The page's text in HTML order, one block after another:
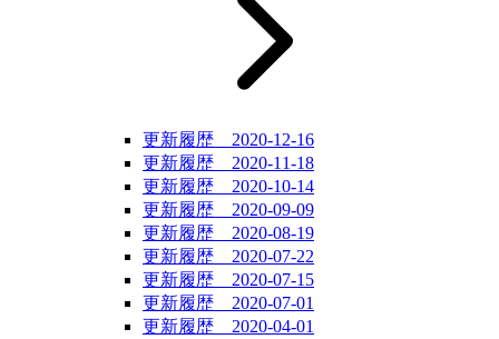
更新履歴 2020-12-16
更新履歴 2020-11-18
更新履歴 2020-10-14
更新履歴 2020-09-09
更新履歴 2020-08-19
更新履歴 2020-07-22
更新履歴 2020-07-15
更新履歴 2020-07-01
更新履歴 2020-04-01